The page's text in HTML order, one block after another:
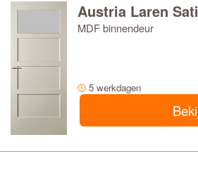
Austria Laren
MDF binnendeur
5 werkdagen